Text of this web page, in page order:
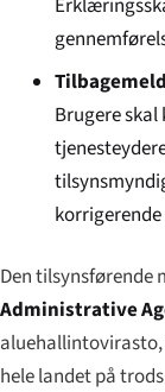
Brugere
Den tilsynsførende
Administrative
aluehallintovirasto,
hele landet på